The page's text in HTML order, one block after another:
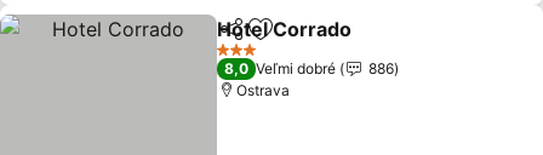
ZdieľaťPridať do obľúbených
Hotel Corrado
3 Počet hviezdičiek
8,0 Veľmi dobré
886
Ostrava